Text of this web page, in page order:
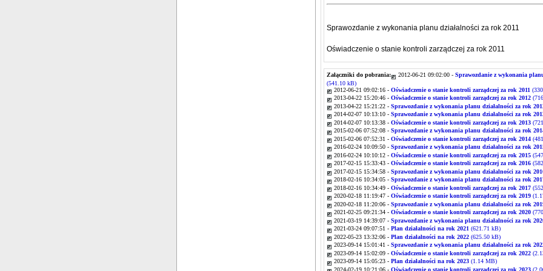
Sprawozdanie z wykonania planu działalności za rok 2011
Oświadczenie o stanie kontroli zarządczej za rok 2011
Załączniki do pobrania: 2012-06-21 09:02:00 - Sprawozdanie z wykonania
(541.10 kB)
2012-06-21 09:02:16 - Oświadczenie o stanie kontroli zarządczej za rok 2011
2013-04-22 15:20:46 - Oświadczenie o stanie kontroli zarządczej za rok 2012
2013-04-22 15:21:22 - Sprawozdanie z wykonania planu działalności za rok
2014-02-07 10:13:10 - Sprawozdanie z wykonania planu działalności za rok
2014-02-07 10:13:38 - Oświadczenie o stanie kontroli zarządczej za rok 2013
2015-02-06 07:52:08 - Sprawozdanie z wykonania planu działalności za rok
2015-02-06 07:52:31 - Oświadczenie o stanie kontroli zarządczej za rok 2014
2016-02-24 10:09:50 - Sprawozdanie z wykonania planu działalności za rok
2016-02-24 10:10:12 - Oświadczenie o stanie kontroli zarządczej za rok 2015
2017-02-15 15:33:43 - Oświadczenie o stanie kontroli zarządczej za rok 2016
2017-02-15 15:34:58 - Sprawozdanie z wykonania planu działalności za rok
2018-02-16 10:34:05 - Sprawozdanie z wykonania planu działalności za rok
2018-02-16 10:34:49 - Oświadczenie o stanie kontroli zarządczej za rok 2017
2020-02-18 11:19:47 - Oświadczenie o stanie kontroli zarządczej za rok 2019
2020-02-18 11:20:06 - Sprawozdanie z wykonania planu działalności za rok
2021-02-25 09:21:34 - Oświadczenie o stanie kontroli zarządczej za rok 2020
2021-03-19 14:39:07 - Sprawozdanie z wykonania planu działalności za rok
2021-03-24 09:07:51 - Plan działalności na rok 2021 (621.71 kB)
2022-05-23 13:32:06 - Plan działalności na rok 2022 (625.50 kB)
2023-09-14 15:01:41 - Sprawozdanie z wykonania planu działalności za rok
2023-09-14 15:02:09 - Oświadczenie o stanie kontroli zarządczej za rok 2022
2023-09-14 15:05:23 - Plan działalności na rok 2023 (1.14 MB)
2024-02-19 10:21:06 - Oświadczenie o stanie kontroli zarządczej za rok 2023